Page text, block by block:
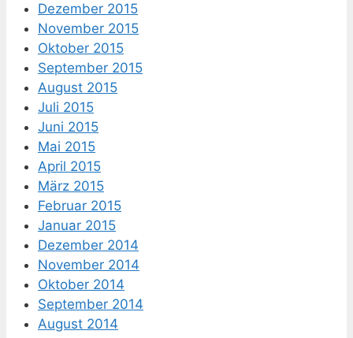
Dezember 2015
November 2015
Oktober 2015
September 2015
August 2015
Juli 2015
Juni 2015
Mai 2015
April 2015
März 2015
Februar 2015
Januar 2015
Dezember 2014
November 2014
Oktober 2014
September 2014
August 2014